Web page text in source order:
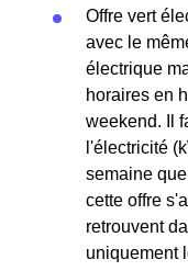
Offre vert
avec le
électrique
horaires en
weekend. Il
l'électricité
semaine
cette offre
retrouvent
uniquement